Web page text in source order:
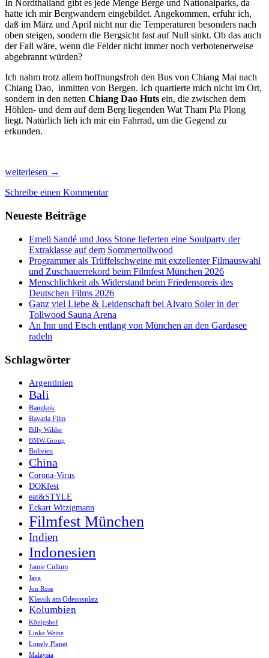
In Nordthailand gibt es jede Menge Berge und Nationalparks, da
hatte ich mir Bergwandern eingebildet. Angekommen, erfuhr ich,
daß im März und April nicht nur die Temperaturen besonders nach
oben steigen, sondern die Bergsicht fast auf Null sinkt. Ob das auch
der Fall wäre, wenn die Felder nicht immer noch verbotenerweise
abgebrannt würden?
Ich nahm trotz allem hoffnungsfroh den Bus von Chiang Mai nach
Chiang Dao, inmitten von Bergen. Ich quartierte mich nicht im Ort,
sondern in den netten Chiang Dao Huts ein, die zwischen dem
Höhlen- und dem auf dem Berg liegenden Wat Tham Pla Plong
liegt. Natürlich lieh ich mir ein Fahrrad, um die Gegend zu
erkunden.
Vom
Dunst
Chiang
Bergen
zum
Temple
Paradies
Chiang
Thailands
weiterlesen →
Schreibe einen Kommentar
Neueste Beiträge
Emeli Sandé und Joss Stone lieferten eine Soulparty der
Extraklasse auf dem Sommertollwood
Programmer als Trüffelschweine mit exzellenter Filmauswahl
und Zuschauerrekord beim Filmfest München 2026
Menschlichkeit als Widerstand beim Friedenspreis des
Deutschen Films 2026
Ganz viel Liebe & Leidenschaft bei Alvaro Soler in der
Tollwood Sauna Arena
An Inn und Etsch entlang von München an den Gardasee
radeln
Schlagwörter
Argentinien
Bali
Bangkok
Bavaria Film
Billy Wilder
BMW-Group
Bolivien
China
Corona-Virus
DOKfest
eat&STYLE
Eckart Witzigmann
Filmfest München
Indien
Indonesien
Jamie Cullum
Java
Jon Rose
Klassik am Odeonsplatz
Kolumbien
Königshof
Linke Weine
Lonely Planet
Malaysia